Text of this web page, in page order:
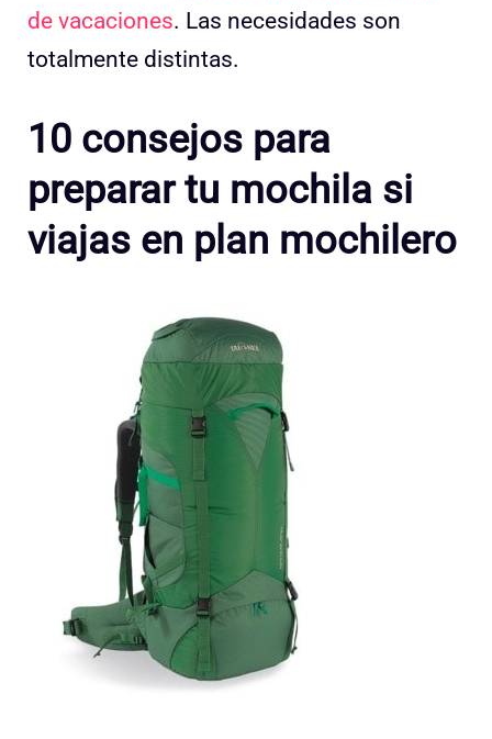
de vacaciones. Las necesidades son
totalmente distintas.
10 consejos para
preparar tu mochila si
viajas en plan mochilero